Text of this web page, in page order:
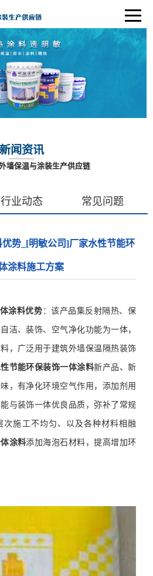
新闻资讯
墙保温与涂装生产供应链
行业动态 常见问题
势_[明敏公司]厂家水性节能环
涂料施工方案
涂料优势 ：该产品集反射隔热、保
洁、装饰、空气净化功能为一体，
，广泛用于建筑外墙保温隔热装饰
节能环保装饰一体涂料新产品、新
，有净化环境空气作用，添加剂用
与装饰一体优良品质，弥补了常规
次施工不均匀、以及各种材料相融
涂料添加海泡石材料，提高增加环